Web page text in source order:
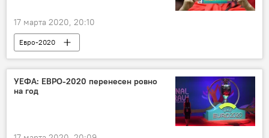
17 марта 2020, 20:10
Евро-2020
УЕФА: ЕВРО-2020 перенесен ровно
на год